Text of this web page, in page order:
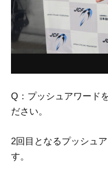
Q：プッシュアワード
ださい。
2回目となるプッシュ
す。